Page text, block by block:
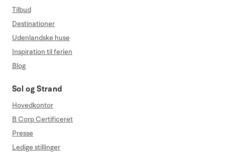
Tilbud
Destinationer
Udenlandske huse
Inspiration til ferien
Blog
Sol og Strand
Hovedkontor
B Corp Certificeret
Presse
Ledige stillinger